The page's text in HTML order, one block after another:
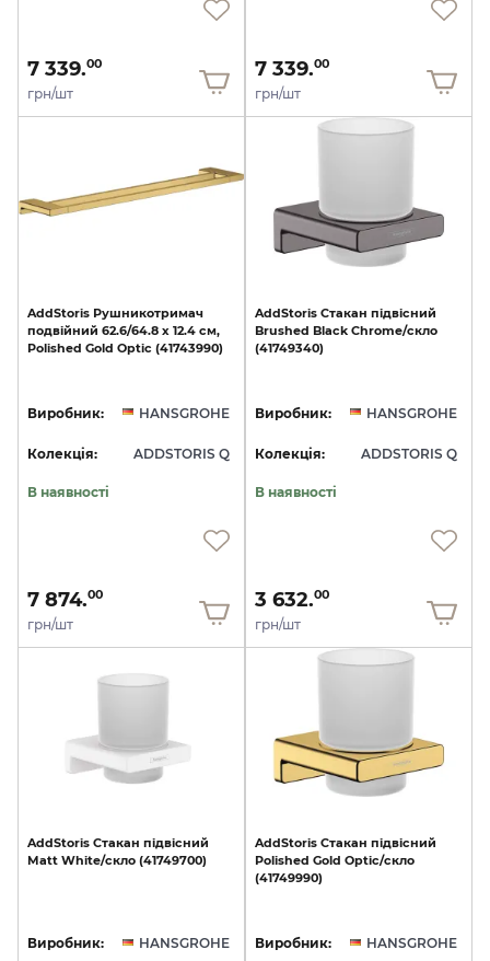
7 339.00
грн/шт
7 339.00
грн/шт
AddStoris Рушникотримач
подвійний 62.6/64.8 x 12.4 см,
Polished Gold Optic (41743990)
Виробник: HANSGROHE
Колекція: ADDSTORIS Q
В наявності
7 874.00
грн/шт
AddStoris Стакан підвісний
Brushed Black Chrome/скло
(41749340)
Виробник: HANSGROHE
Колекція: ADDSTORIS Q
В наявності
3 632.00
грн/шт
AddStoris Стакан підвісний
Matt White/скло (41749700)
Виробник: HANSGROHE
AddStoris Стакан підвісний
Polished Gold Optic/скло
(41749990)
Виробник: HANSGROHE